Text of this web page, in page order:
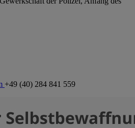
+49 (40) 284 841 559